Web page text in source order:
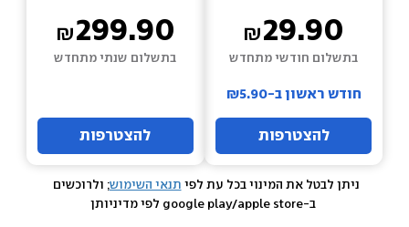
29.90
בתשלום חודשי מתחדש
חודש ראשון ב-₪5.90
להצטרפות
299.90
בתשלום שנתי מתחדש
להצטרפות
ניתן לבטל את המינוי בכל עת לפי תנאי השימוש; ולרוכשים